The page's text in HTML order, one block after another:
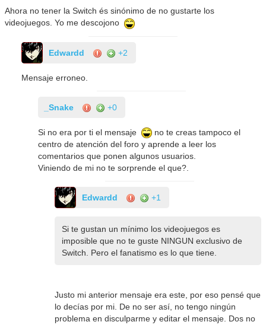
Ahora no tener la Switch és sinónimo de no gustarte los
videojuegos. Yo me descojono
Edwardd +2
Mensaje erroneo.
_Snake +0
Si no era por ti el mensaje
no te creas tampoco el
centro de atención del foro y aprende a leer los
comentarios que ponen algunos usuarios.
Viniendo de mi no te sorprende el que?.
Edwardd +1
Si te gustan un mínimo los videojuegos es
imposible que no te guste NINGUN exclusivo de
Switch. Pero el fanatismo es lo que tiene.
Justo mi anterior mensaje era este, por eso pensé que
lo decías por mi. De no ser así, no tengo ningún
problema en disculparme y editar el mensaje. Dos no